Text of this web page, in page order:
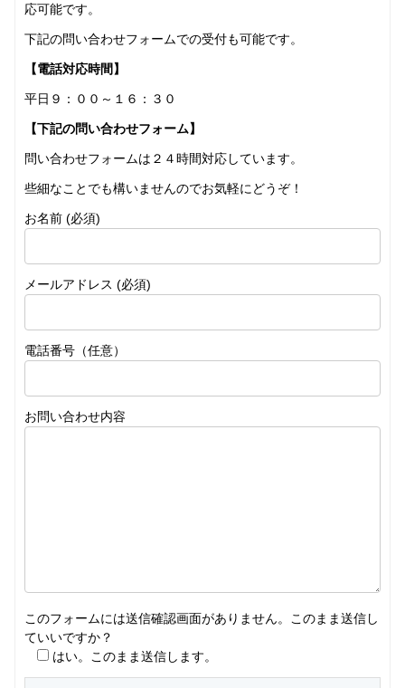
応可能です。
下記の問い合わせフォームでの受付も可能です。
【電話対応時間】
平日９：００～１６：３０
【下記の問い合わせフォーム】
問い合わせフォームは２４時間対応しています。
些細なことでも構いませんのでお気軽にどうぞ！
お名前 (必須)
メールアドレス (必須)
電話番号（任意）
お問い合わせ内容
このフォームには送信確認画面がありません。このまま送信し
ていいですか？
はい。このまま送信します。